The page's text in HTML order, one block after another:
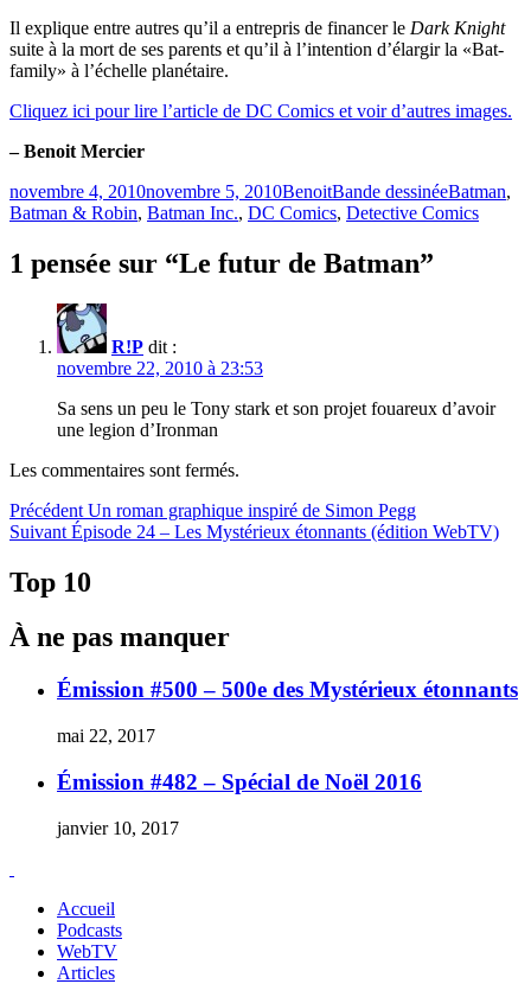
Il explique entre autres qu’il a entrepris de financer le Dark Knight
suite à la mort de ses parents et qu’il à l’intention d’élargir la «Bat-
family» à l’échelle planétaire.
Cliquez ici pour lire l’article de DC Comics et voir d’autres images.
– Benoit Mercier
Publié
le
novembre 4, 2010novembre 5, 2010BenoitCatégories
Bande dessinéeÉtiquettes
Batman,
Batman & Robin, Batman Inc., DC Comics, Detective Comics
1 pensée sur “Le futur de Batman”
R!P dit :
novembre 22, 2010 à 23:53
Sa sens un peu le Tony stark et son projet fouareux d’avoir
une legion d’Ironman
Les commentaires sont fermés.
Navigation
de
l'article
Précédent Article
précédent :
Un roman graphique inspiré de Simon Pegg
Suivant Article
Épisode 24 – Les Mystérieux étonnants (édition WebTV)
Top 10
À ne pas manquer
Émission #500 – 500e des Mystérieux étonnants
mai 22, 2017
Émission #482 – Spécial de Noël 2016
janvier 10, 2017
Accueil
Podcasts
WebTV
Articles